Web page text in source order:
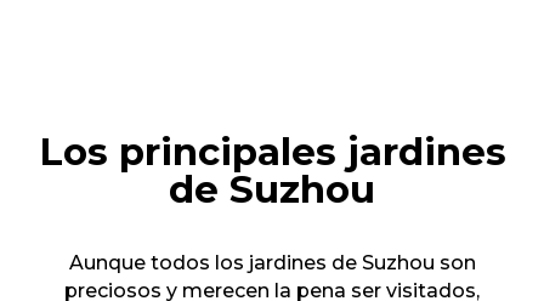
Los principales jardines
de Suzhou
Aunque todos los jardines de Suzhou son
preciosos y merecen la pena ser visitados,